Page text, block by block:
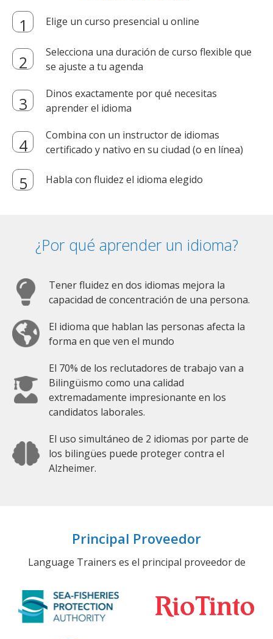
Elige un curso presencial u online
Selecciona una duración de curso flexible que
se ajuste a tu agenda
Dinos exactamente por qué necesitas
aprender el idioma
Combina con un instructor de idiomas
certificado y nativo en su ciudad (o en línea)
Habla con fluidez el idioma elegido
¿Por qué aprender un idioma?
Tener fluidez en dos idiomas mejora la
capacidad de concentración de una persona.
El idioma que hablan las personas afecta la
forma en que ven el mundo
El 70% de los reclutadores de trabajo van a
Bilingüismo como una calidad
extremadamente impresionante en los
candidatos laborales.
El uso simultáneo de 2 idiomas por parte de
los bilingües puede proteger contra el
Alzheimer.
Principal Proveedor
Language Trainers es el principal proveedor de